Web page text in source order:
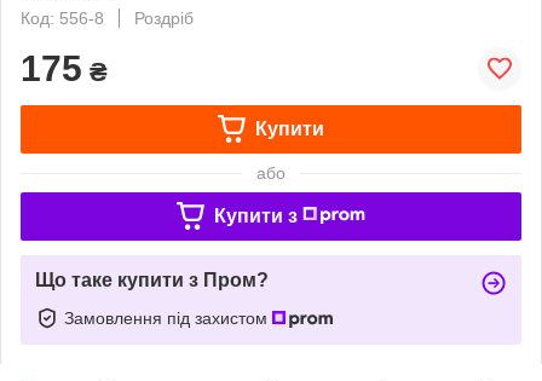
Код: 556-8
Роздріб
175 ₴
Купити
або
Купити з
Що таке купити з Пром?
Замовлення під захистом